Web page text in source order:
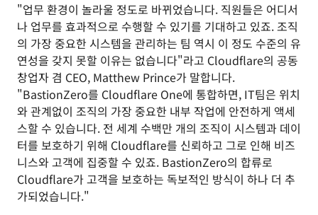
"업무 환경이 놀라울 정도로 바뀌었습니다. 직원들은 어디서
나 업무를 효과적으로 수행할 수 있기를 기대하고 있죠. 조직
의 가장 중요한 시스템을 관리하는 팀 역시 이 정도 수준의 유
연성을 갖지 못할 이유는 없습니다"라고 Cloudflare의 공동
창업자 겸 CEO, Matthew Prince가 말합니다.
"BastionZero를 Cloudflare One에 통합하면, IT팀은 위치
와 관계없이 조직의 가장 중요한 내부 작업에 안전하게 액세
스할 수 있습니다. 전 세계 수백만 개의 조직이 시스템과 데이
터를 보호하기 위해 Cloudflare를 신뢰하고 그로 인해 비즈
니스와 고객에 집중할 수 있죠. BastionZero의 합류로
Cloudflare가 고객을 보호하는 독보적인 방식이 하나 더 추
가되었습니다."